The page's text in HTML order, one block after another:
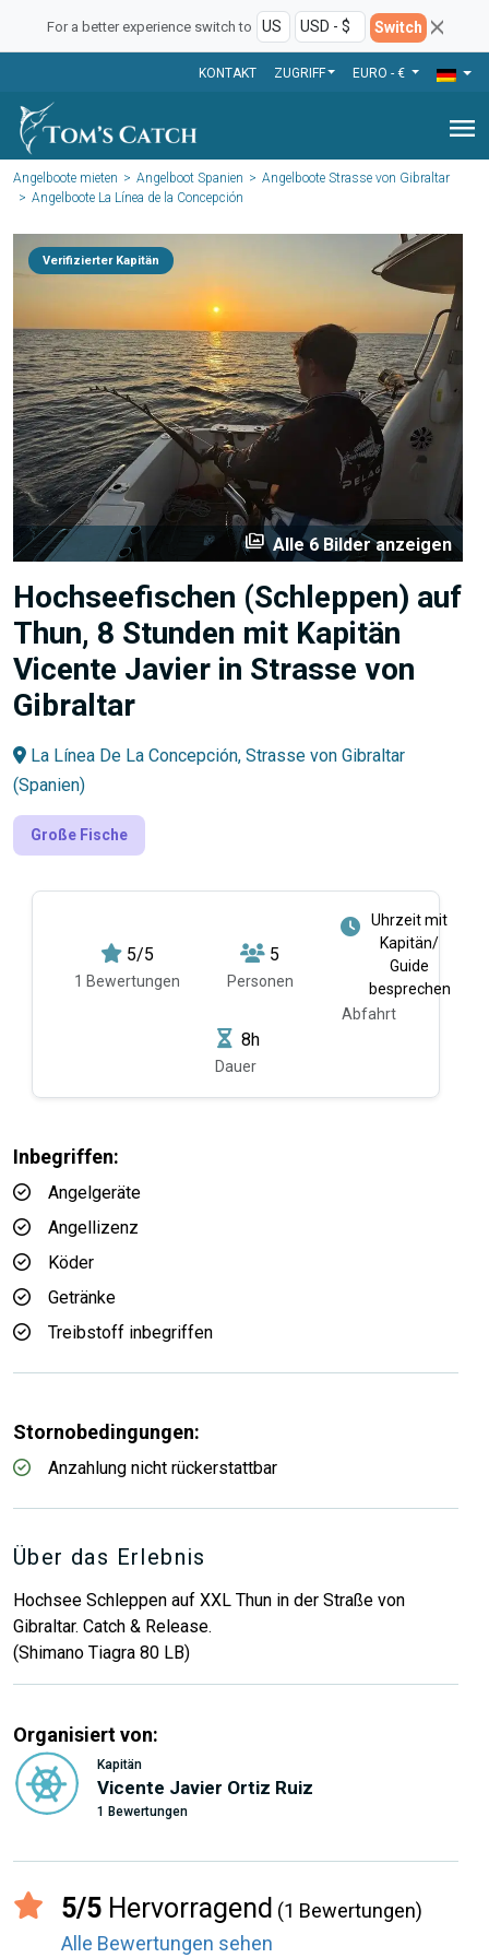
For a better experience switch to Switch
KONTAKT ZUGRIFF EURO - €
menu
Angelboote mieten Angelboot Spanien
Angelboote Strasse von Gibraltar
Angelboote La Línea de la Concepción
Verifizierter Kapitän
perm_media Alle 6 Bilder anzeigen
Hochseefischen (Schleppen) auf
Thun, 8 Stunden mit Kapitän
Vicente Javier in Strasse von
Gibraltar
La Línea De La Concepción, Strasse von Gibraltar
(Spanien)
Große Fische
5/5
1 Bewertungen
5
Personen
Uhrzeit mit
Kapitän/
Guide
besprechen
Abfahrt
8h
Dauer
Inbegriffen:
Angelgeräte
Angellizenz
Köder
Getränke
Treibstoff inbegriffen
Stornobedingungen:
Anzahlung nicht rückerstattbar
Über das Erlebnis
Hochsee Schleppen auf XXL Thun in der Straße von
Gibraltar. Catch & Release.
(Shimano Tiagra 80 LB)
Organisiert von:
Kapitän
Vicente Javier Ortiz Ruiz
1 Bewertungen
5/5 Hervorragend (1 Bewertungen)
Alle Bewertungen sehen